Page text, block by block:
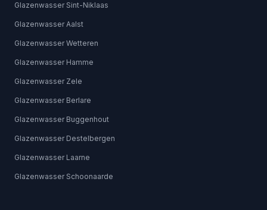
Glazenwasser Sint-Niklaas
Glazenwasser Aalst
Glazenwasser Wetteren
Glazenwasser Hamme
Glazenwasser Zele
Glazenwasser Berlare
Glazenwasser Buggenhout
Glazenwasser Destelbergen
Glazenwasser Laarne
Glazenwasser Schoonaarde